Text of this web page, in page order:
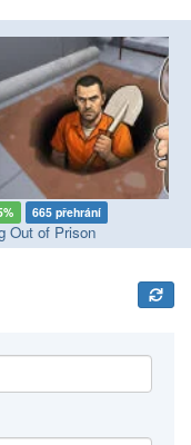
přehrání
of Prison